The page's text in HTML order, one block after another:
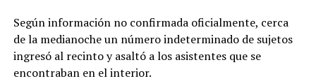
Según información no confirmada oficialmente, cerca
de la medianoche un número indeterminado de sujetos
ingresó al recinto y asaltó a los asistentes que se
encontraban en el interior.